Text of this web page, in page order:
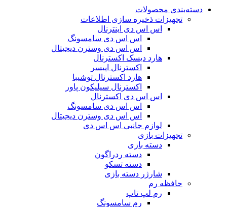
دسته‌بندی محصولات
تجهیزات ذخیره سازی اطلاعات
اس اس دی اینترنال
اس اس دی سامسونگ
اس اس دی وسترن دیجیتال
هارد دیسک اکسترنال
اکسترنال اپیسر
هارد اکسترنال توشیبا
اکسترنال سیلیکون پاور
اس اس دی اکسترنال
اس اس دی سامسونگ
اس اس دی وسترن دیجیتال
لوازم جانبی اس اس دی
تجهیزات بازی
دسته بازی
دسته ردراگون
دسته تسکو
شارژر دسته بازی
حافظه رم
رم لپ تاپ
رم سامسونگ